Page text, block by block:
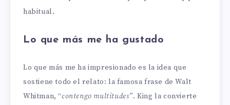
habitual.
Lo que más me ha gustado
Lo que más me ha impresionado es la idea que
sostiene todo el relato: la famosa frase de Walt
Whitman, “contengo multitudes”. King la convierte